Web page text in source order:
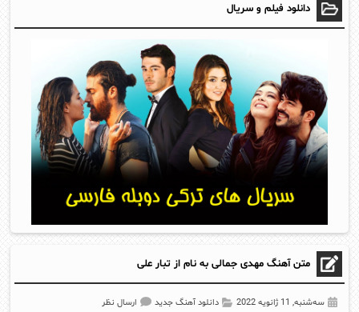
دانلود فیلم و سریال
متن آهنگ مهدی جمالی به نام از تبار علی
سه‌شنبه, 11 ژانویه 2022 دانلود آهنگ جدید ارسال نظر